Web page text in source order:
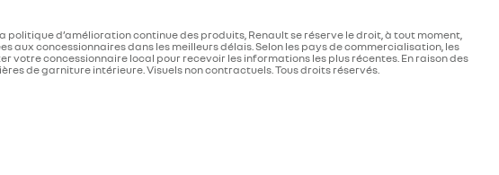
d’amélioration continue des produits, Renault se réserve le droit, à tout moment,
concessionnaires dans les meilleurs délais. Selon les pays de commercialisation, les
votre concessionnaire local pour recevoir les informations les plus récentes. En raison des
de garniture intérieure. Visuels non contractuels. Tous droits réservés.